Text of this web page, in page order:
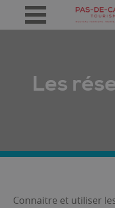
Les
Connaitre et utiliser